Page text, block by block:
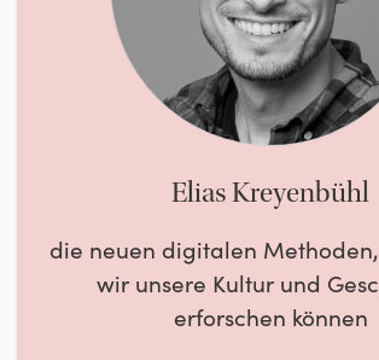
Elias Kreyenbühl
die neuen digitalen
wir unsere Kultur und
erforschen können